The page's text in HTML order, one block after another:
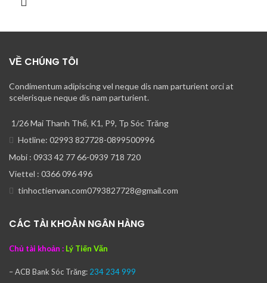
VỀ CHÚNG TÔI
Condimentum adipiscing vel neque dis nam parturient orci at
scelerisque neque dis nam parturient.
1/26 Mai Thanh Thế, K1, P9, Tp Sóc Trăng
Hotline: 02993 827728-0899500996
Mobi : 0933 42 77 66-0939 718 720
Viettel : 0366 096 496
tinhoctienvan.com0793827728@gmail.com
CÁC TÀI KHOẢN NGÂN HÀNG
Chủ tài khoản : Lý Tiến Văn
– ACB Bank Sóc Trăng: 234 234 999